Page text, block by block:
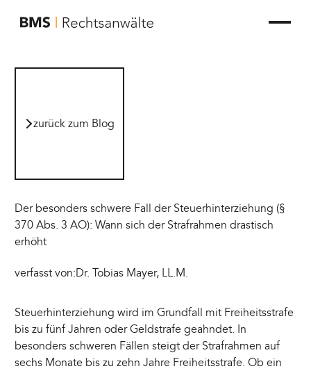
zur Startseite von BMS Rechtsanwälte
zurück zum Blog
Der besonders schwere Fall der Steuerhinterziehung (§
370 Abs. 3 AO): Wann sich der Strafrahmen drastisch
erhöht
verfasst von:Dr. Tobias Mayer, LL.M.
Steuerhinterziehung wird im Grundfall mit Freiheitsstrafe
bis zu fünf Jahren oder Geldstrafe geahndet. In
besonders schweren Fällen steigt der Strafrahmen auf
sechs Monate bis zu zehn Jahre Freiheitsstrafe. Ob ein